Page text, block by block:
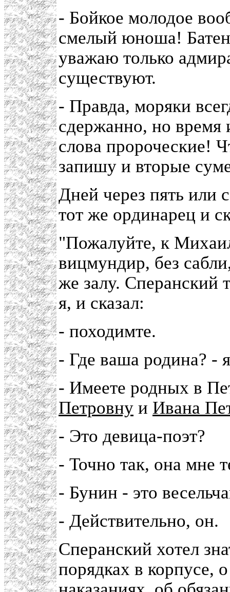
- Бойкое молодое
смелый юноша!
уважаю только
существуют.
- Правда, моряки
сдержанно, но время
слова пророческие!
запишу и вторые
Дней через пять или
тот же ординарец и
"Пожалуйте, к
вицмундир, без
же залу. Сперанский
я, и сказал:
- походимте.
- Где ваша родина? -
- Имеете родных в
Петровну и Ивана
- Это девица-поэт?
- Точно так, она мне
- Бунин - это
- Действительно, он.
Сперанский хотел
порядках в корпусе,